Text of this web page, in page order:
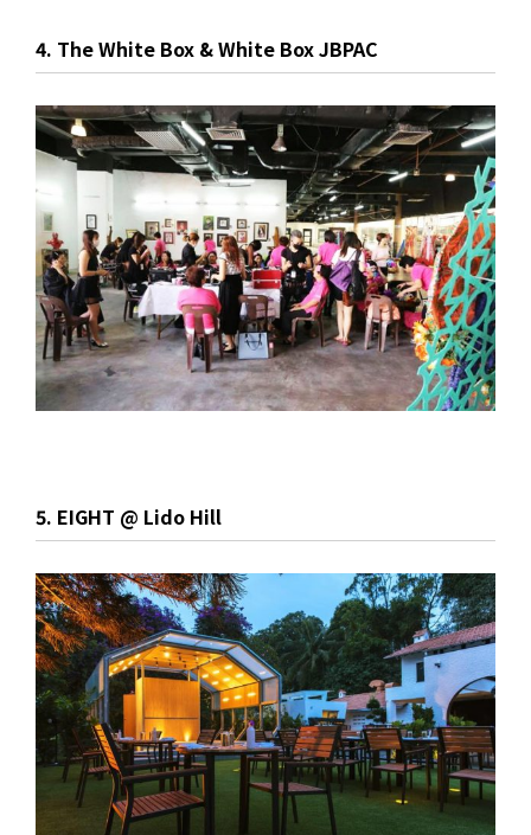
4. The White Box & White Box JBPAC
5. EIGHT @ Lido Hill